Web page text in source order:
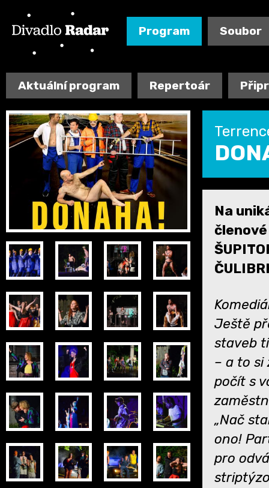
Program Soubor
Aktuální program Repertoár
Na
členové
Ještě
staveb
– a to si
počít s
„Nač
ono!
pro